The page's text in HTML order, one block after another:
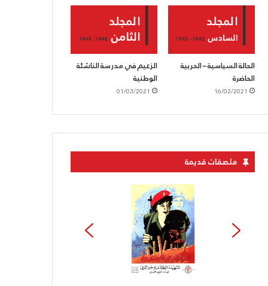
الحالة السياسية – الحربية
الحاضرة
16/02/2021
الزعيم في مدرسة الناشئة
الوطنية
01/03/2021
ملصقات قديمة